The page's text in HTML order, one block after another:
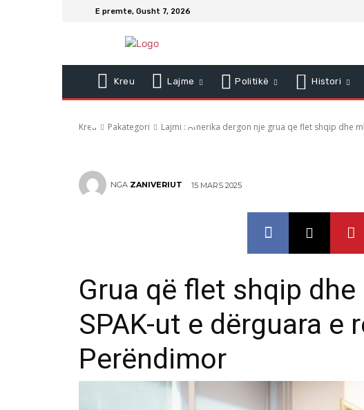
E premte, Gusht 7, 2026
Kreu Lajme Politikë Histori
Kreu Pakategori Lajmi : Amerika dergon nje grua qe flet shqip dhe
grua qe flet
mbeshtet
çeshtjet e
NGA ZANIVERIUT 15 MARS 2025
Grua që flet shqip
SPAK-ut e dërguara e
Perëndimor